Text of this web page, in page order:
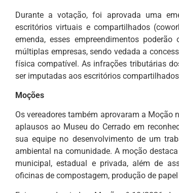
Durante a votação, foi aprovada uma
escritórios virtuais e compartilhados
emenda, esses empreendimentos
múltiplas empresas, sendo vedada a
física compatível. As infrações tributárias
ser imputadas aos escritórios
Moções
Os vereadores também aprovaram a Moção
aplausos ao Museu do Cerrado em
sua equipe no desenvolvimento de um
ambiental na comunidade. A moção
municipal, estadual e privada, além de
oficinas de compostagem, produção de